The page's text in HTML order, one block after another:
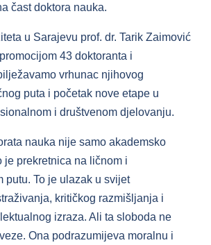
čast doktora nauka.
u Sarajevu prof. dr. Tarik Zaimović
43 doktoranta i
vrhunac njihovog
puta i početak nove etape u
i društvenom djelovanju.
nauka nije samo akademsko
je prekretnica na ličnom i
putu. To je ulazak u svijet
kritičkog razmišljanja i
izraza. Ali ta sloboda ne
Ona podrazumijeva moralnu i